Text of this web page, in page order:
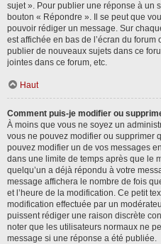
sujet ». Pour publier une réponse à un
bouton « Répondre ». Il se peut que
pouvoir rédiger un message. Sur
est affichée en bas de l’écran du
publier de nouveaux sujets dans ce
jointes dans ce forum, etc.
Haut
Comment puis-je modifier ou
À moins que vous ne soyez un
vous ne pouvez modifier ou supprimer
pouvez modifier un de vos messages
dans une limite de temps après que le
quelqu’un a déjà répondu à votre
message affichera le nombre de fois
et l’heure de la modification. Ce petit
modification effectuée par un
puissent rédiger une raison discrète
noter que les utilisateurs normaux ne
message si une réponse a été publiée.